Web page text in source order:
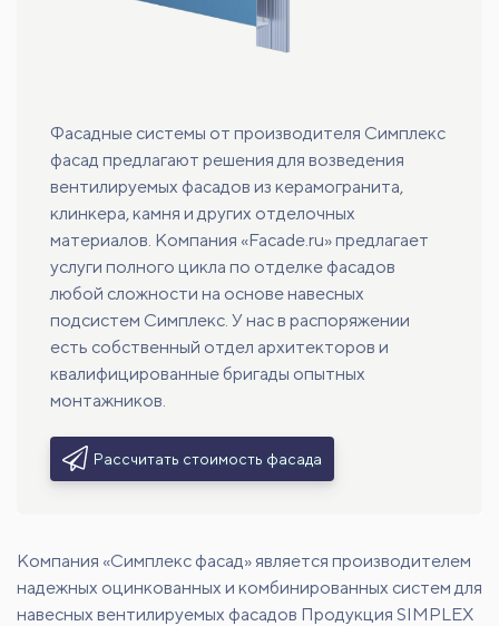
Фасадные системы от производителя Симплекс
фасад предлагают решения для возведения
вентилируемых фасадов из керамогранита,
клинкера, камня и других отделочных
материалов. Компания «Facade.ru» предлагает
услуги полного цикла по отделке фасадов
любой сложности на основе навесных
подсистем Симплекс. У нас в распоряжении
есть собственный отдел архитекторов и
квалифицированные бригады опытных
монтажников.
Рассчитать стоимость фасада
Компания «Симплекс фасад» является производителем
надежных оцинкованных и комбинированных систем для
навесных вентилируемых фасадов Продукция SIMPLEX